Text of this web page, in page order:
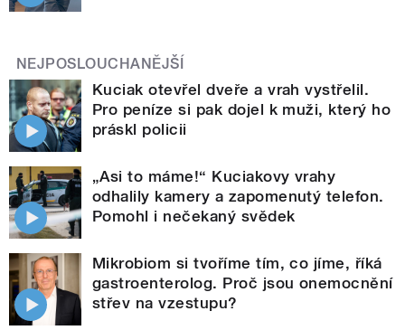
NEJPOSLOUCHANĚJŠÍ
Kuciak otevřel dveře a vrah vystřelil.
Pro peníze si pak dojel k muži, který ho
práskl policii
„Asi to máme!“ Kuciakovy vrahy
odhalily kamery a zapomenutý telefon.
Pomohl i nečekaný svědek
Mikrobiom si tvoříme tím, co jíme, říká
gastroenterolog. Proč jsou onemocnění
střev na vzestupu?